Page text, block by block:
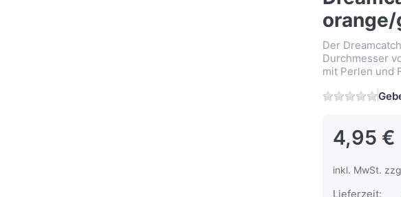
orange/
Der
Durchmesser
mit Perlen und
4,95 €
inkl. MwSt.
Lieferzeit: